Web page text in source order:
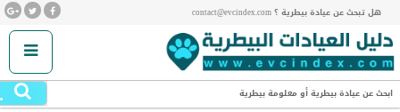
هل تبحث عن عيادة بيطرية ؟ contact@evcindex.com
ابحث عن عيادة بيطرية أو معلومة بيطرية